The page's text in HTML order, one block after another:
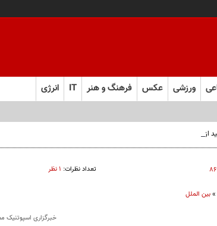
ورزشی عکس فرهنگ و هنر IT انرژی
از افول ابرقدرت به حقیقت پیوست؟
تعداد نظرات: ۱ نظر
بین الملل
خبرگزاری اسپوتنیک